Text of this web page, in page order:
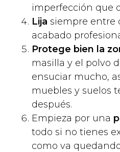
imperfección que
Lija siempre entre
acabado
Protege bien la
masilla y el polvo
ensuciar mucho,
muebles y suelos
después.
Empieza por una
todo si no tienes
como va